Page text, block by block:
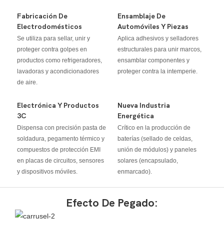
Fabricación De
Electrodomésticos
Se utiliza para sellar, unir y
proteger contra golpes en
productos como refrigeradores,
lavadoras y acondicionadores
de aire.
Ensamblaje De
Automóviles Y Piezas
Aplica adhesivos y selladores
estructurales para unir marcos,
ensamblar componentes y
proteger contra la intemperie.
Electrónica Y Productos
3C
Dispensa con precisión pasta de
soldadura, pegamento térmico y
compuestos de protección EMI
en placas de circuitos, sensores
y dispositivos móviles.
Nueva Industria
Energética
Crítico en la producción de
baterías (sellado de celdas,
unión de módulos) y paneles
solares (encapsulado,
enmarcado).
Efecto De Pegado: